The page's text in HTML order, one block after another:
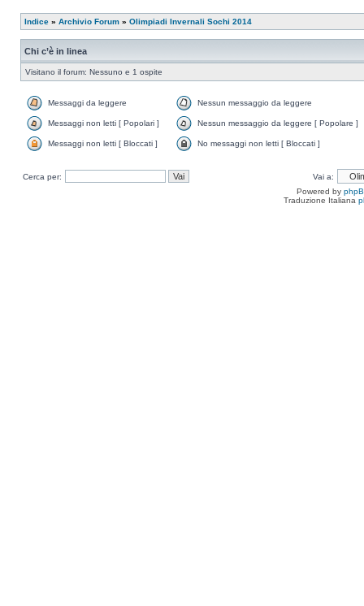
Indice » Archivio Forum » Olimpiadi Invernali Sochi 2014
Chi c’è in linea
Visitano il forum: Nessuno e 1 ospite
Messaggi da leggere Nessun messaggio da leggere
Messaggi non letti [ Popolari ] Nessun messaggio da leggere [ Popolare ]
Messaggi non letti [ Bloccati ] No messaggi non letti [ Bloccati ]
Cerca per:
Vai a:
Powered by
Traduzione Italiana